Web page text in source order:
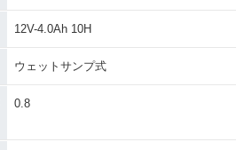
12V-4.0Ah 10H
ウェットサンプ式
0.8